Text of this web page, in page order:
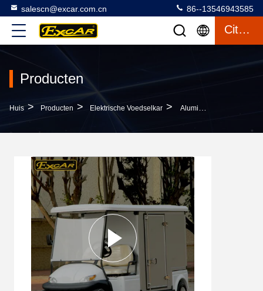
salescn@excar.com.cn 86--13546943585
Citaat
Producten
Huis > Producten > Elektrische Voedselkar > Aluminium 2 De Kar Van De De Kardrank Van Het Persoonsgolf Met Italië Graziano Axle